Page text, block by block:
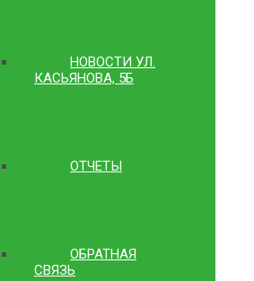
НОВОСТИ УЛ.
КАСЬЯНОВА, 5Б
ОТЧЕТЫ
ОБРАТНАЯ
СВЯЗЬ